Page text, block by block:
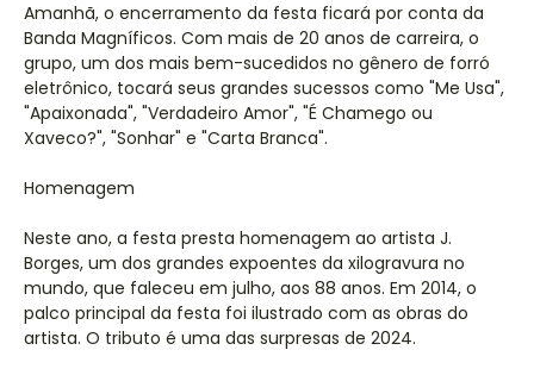
Amanhã, o encerramento da festa ficará por conta da
Banda Magníficos. Com mais de 20 anos de carreira, o
grupo, um dos mais bem-sucedidos no gênero de forró
eletrônico, tocará seus grandes sucessos como "Me Usa",
"Apaixonada", "Verdadeiro Amor", "É Chamego ou
Xaveco?", "Sonhar" e "Carta Branca".
Homenagem
Neste ano, a festa presta homenagem ao artista J.
Borges, um dos grandes expoentes da xilogravura no
mundo, que faleceu em julho, aos 88 anos. Em 2014, o
palco principal da festa foi ilustrado com as obras do
artista. O tributo é uma das surpresas de 2024.